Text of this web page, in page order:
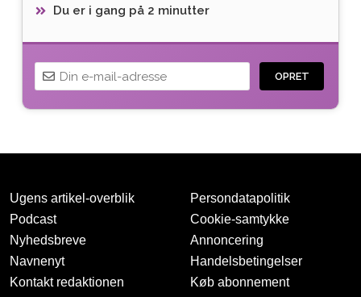
Du er i gang på 2 minutter
OPRET
Tak for oprettelsen
Ugens artikel-overblik
Podcast
Nyhedsbreve
Navnenyt
Kontakt redaktionen
Persondatapolitik
Cookie-samtykke
Annoncering
Handelsbetingelser
Køb abonnement